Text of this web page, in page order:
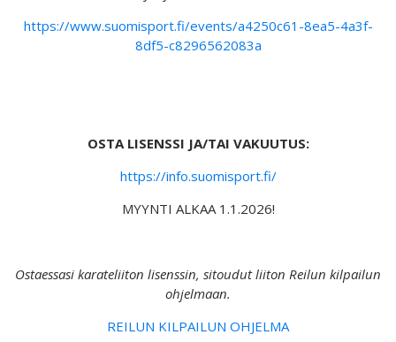
https://www.suomisport.fi/events/a4250c61-8ea5-4a3f-
8df5-c8296562083a
OSTA LISENSSI JA/TAI VAKUUTUS:
https://info.suomisport.fi/
MYYNTI ALKAA 1.1.2026!
Ostaessasi karateliiton lisenssin, sitoudut liiton Reilun kilpailun
ohjelmaan.
REILUN KILPAILUN OHJELMA